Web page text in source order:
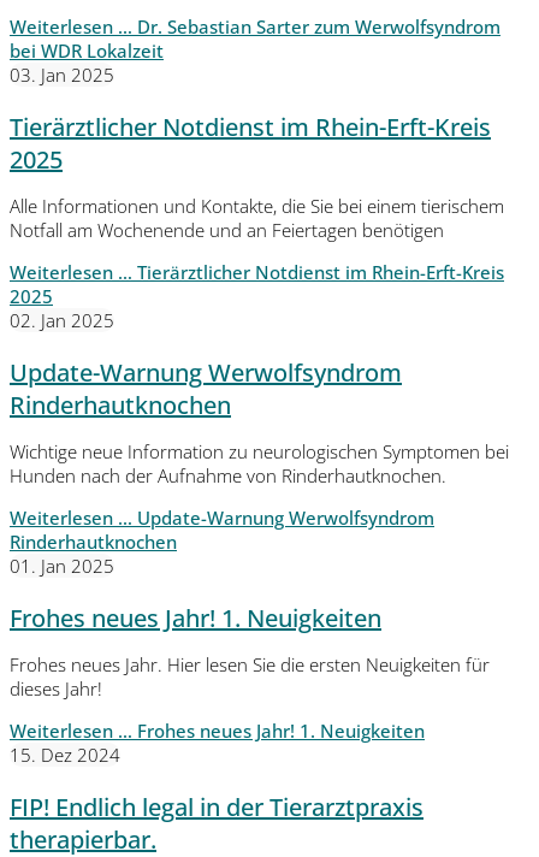
Weiterlesen … Dr. Sebastian Sarter zum Werwolfsyndrom
bei WDR Lokalzeit
03. Jan 2025
Tierärztlicher Notdienst im Rhein-Erft-Kreis
2025
Alle Informationen und Kontakte, die Sie bei einem tierischem
Notfall am Wochenende und an Feiertagen benötigen
Weiterlesen … Tierärztlicher Notdienst im Rhein-Erft-Kreis
2025
02. Jan 2025
Update-Warnung Werwolfsyndrom
Rinderhautknochen
Wichtige neue Information zu neurologischen Symptomen bei
Hunden nach der Aufnahme von Rinderhautknochen.
Weiterlesen … Update-Warnung Werwolfsyndrom
Rinderhautknochen
01. Jan 2025
Frohes neues Jahr! 1. Neuigkeiten
Frohes neues Jahr. Hier lesen Sie die ersten Neuigkeiten für
dieses Jahr!
Weiterlesen … Frohes neues Jahr! 1. Neuigkeiten
15. Dez 2024
FIP! Endlich legal in der Tierarztpraxis
therapierbar.